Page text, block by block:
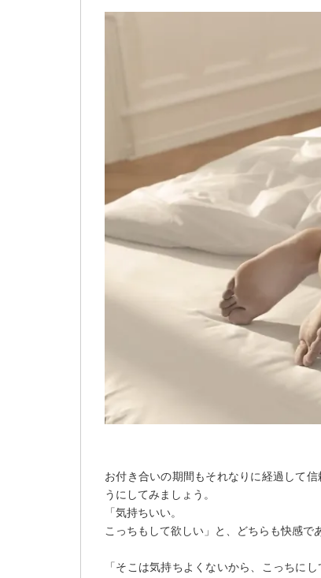
お付き合いの期間もそれなりに経過して
うにしてみましょう。
「気持ちいい。
こっちもして欲しい」と、どちらも快感で
「そこは気持ちよくないから、こっちに